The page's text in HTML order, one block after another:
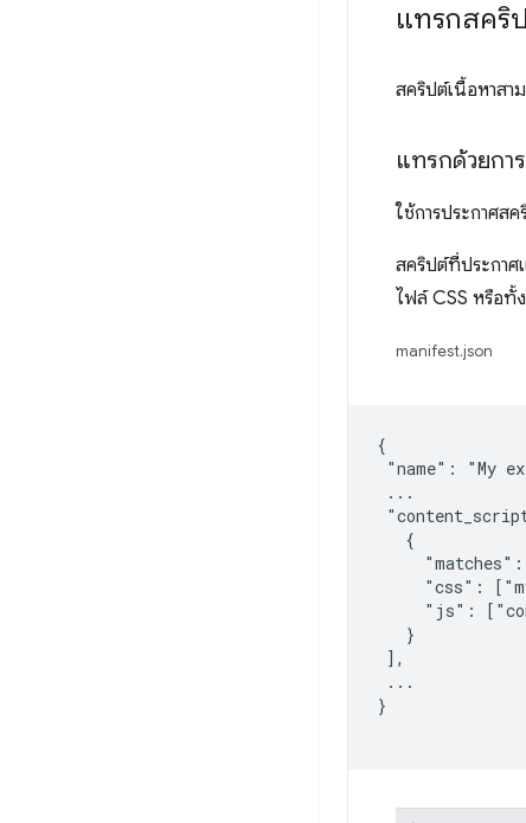
แทรกสคริ
สคริปต์เนื้อหาสา
แทรกด้วยกา
ใช้การประกาศส
สคริปต์ที่ประกา
ไฟล์ CSS หรือทั้
manifest.json
{
"name": "My
...
   {
"css":
"js":
   }
],
...
}